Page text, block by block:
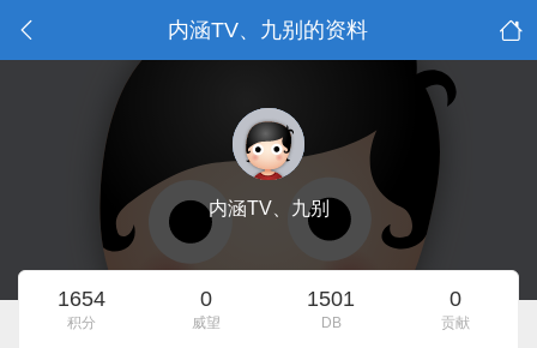
内涵TV、九别的资料
内涵TV、九别
1654
积分
0
威望
1501
DB
0
贡献